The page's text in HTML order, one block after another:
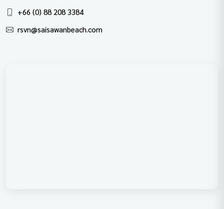
+66 (0) 88 208 3384
rsvn@saisawanbeach.com